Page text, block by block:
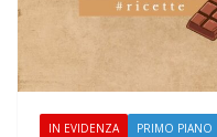
IN EVIDENZA PRIMO PIANO